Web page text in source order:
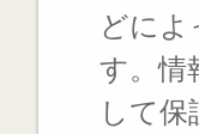
どに
す。情
して